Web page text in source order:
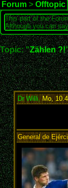
Forum > Offtopic
This part of the
Although you can
Topic: "Zählen ?!
Dr Willi, Mo,
General de